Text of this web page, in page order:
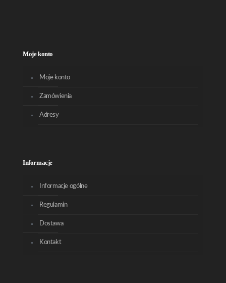
Moje konto
Moje konto
Zamówienia
Adresy
Informacje
Informacje ogólne
Regulamin
Dostawa
Kontakt